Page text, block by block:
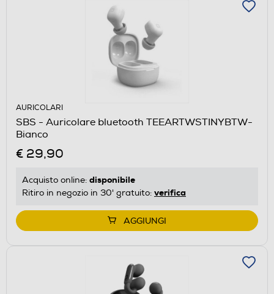
AURICOLARI
SBS - Auricolare bluetooth TEEARTWSTINYBTW-
Bianco
€ 29,90
Acquisto online: disponibile
Ritiro in negozio in 30' gratuito: verifica
AGGIUNGI